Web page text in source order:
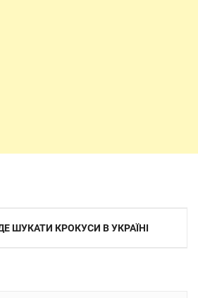
ШУКАТИ КРОКУСИ В УКРАЇНІ